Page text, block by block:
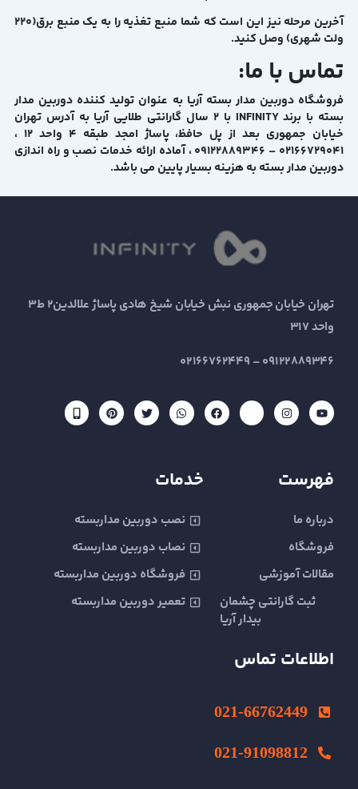
آخرین مرحله نیز این است که شما منبع تغذیه را به یک منبع برق(220
ولت شهری) وصل کنید.
تماس با ما:
فروشگاه دوربین مدار بسته آریا به عنوان تولید کننده دوربین مدار
بسته با برند INFINITY با ۲ سال گارانتی طلایی آریا به آدرس تهران
خیابان جمهوری بعد از پل حافظ، پاساژ امجد طبقه ۴ واحد ۱۲ ،
۰۲۱۶۶۷۲۹۰۴۱ – ۰۹۱۲۲۸۸۹۳۴۶ ، آماده ارائه خدمات نصب و راه اندازی
دوربین مدار بسته به هزینه بسیار پایین می باشد.
تهران خیابان جمهوری نبش خیابان شیخ هادی پاساژ علالدین2 ط3
واحد 317
09122889346 – 02166762449
Y
o
u
e
I
n
s
r
a
E
p
F
a
c
W
h
a
p
T
w
i
P
i
n
M
o
b
فهرست
درباره ما
فروشگاه
مقالات آموزشی
ثبت گارانتی چشمان
بیدار آریا
خدمات
نصب دوربین مداربسته
نصاب دوربین مداربسته
فروشگاه دوربین مداربسته
تعمیر دوربین مداربسته
اطلاعات تماس
021-66762449
021-91098812